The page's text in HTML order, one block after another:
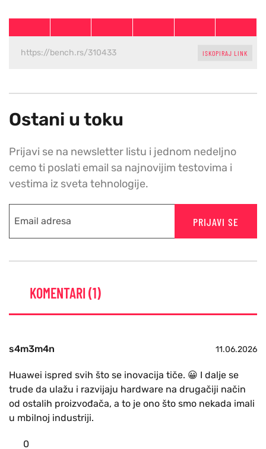
ISKOPIRAJ LINK
Ostani u toku
Prijavi se na newsletter listu i jednom nedeljno
cemo ti poslati email sa najnovijim testovima i
vestima iz sveta tehnologije.
PRIJAVI SE
KOMENTARI (1)
s4m3m4n 11.06.2026
Huawei ispred svih što se inovacija tiče. 😀 I dalje se
trude da ulažu i razvijaju hardware na drugačiji način
od ostalih proizvođača, a to je ono što smo nekada imali
u mbilnoj industriji.
0